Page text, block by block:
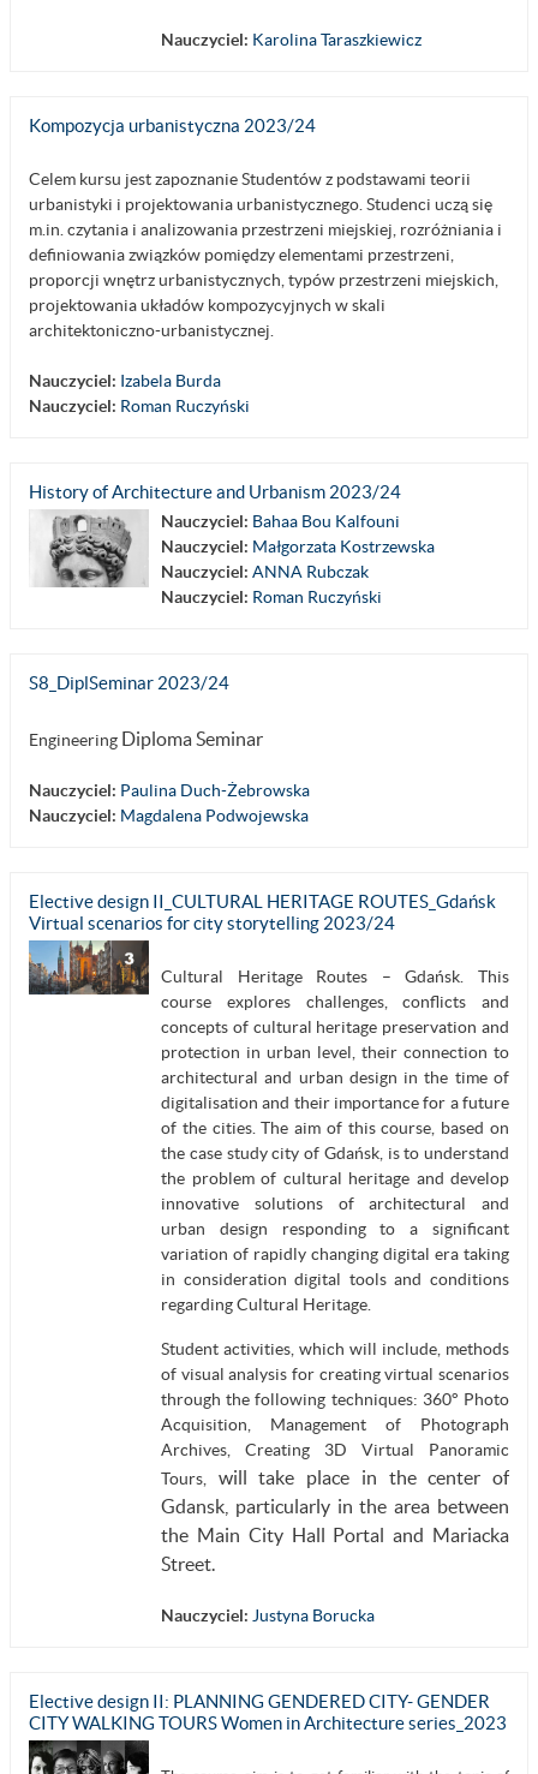
Nauczyciel: Karolina Taraszkiewicz
Kompozycja urbanistyczna 2023/24
Celem kursu jest zapoznanie Studentów z podstawami teorii
urbanistyki i projektowania urbanistycznego. Studenci uczą się
m.in. czytania i analizowania przestrzeni miejskiej, rozróżniania i
definiowania związków pomiędzy elementami przestrzeni,
proporcji wnętrz urbanistycznych, typów przestrzeni miejskich,
projektowania układów kompozycyjnych w skali
architektoniczno-urbanistycznej.
Nauczyciel: Izabela Burda
Nauczyciel: Roman Ruczyński
History of Architecture and Urbanism 2023/24
Nauczyciel: Bahaa Bou Kalfouni
Nauczyciel: Małgorzata Kostrzewska
Nauczyciel: ANNA Rubczak
Nauczyciel: Roman Ruczyński
S8_DiplSeminar 2023/24
Engineering DiplomaSeminar
Nauczyciel: Paulina Duch-Żebrowska
Nauczyciel: Magdalena Podwojewska
Elective design II_CULTURAL HERITAGE ROUTES_Gdańsk
Virtual scenarios for city storytelling 2023/24
Cultural Heritage Routes – Gdańsk. This
course explores challenges, conflicts and
concepts of cultural heritage preservation and
protection in urban level, their connection to
architectural and urban design in the time of
digitalisation and their importance for a future
of the cities. The aim of this course, based on
the case study city of Gdańsk, is to understand
the problem of cultural heritage and develop
innovative solutions of architectural and
urban design responding to a significant
variation of rapidly changing digital era taking
in consideration digital tools and conditions
regarding Cultural Heritage.
Student activities, which will include, methods
of visual analysis for creating virtual scenarios
through the following techniques: 360° Photo
Acquisition, Management of Photograph
Archives, Creating 3D Virtual Panoramic
Tours, will take place in the center of
Gdansk, particularly in the area between
the Main City Hall Portal and Mariacka
Street.
Nauczyciel: Justyna Borucka
Elective design II: PLANNING GENDERED CITY- GENDER
CITY WALKING TOURS Women in Architecture series_2023